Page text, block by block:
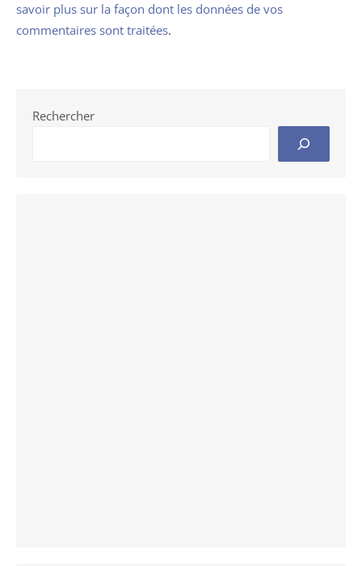
savoir plus sur la façon dont les données de vos
commentaires sont traitées.
Rechercher